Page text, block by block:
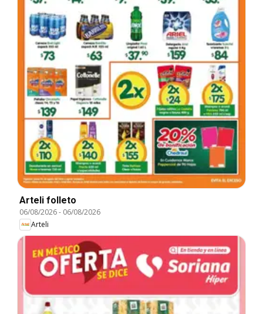
Arteli folleto
06/08/2026- 06/08/2026
Arteli